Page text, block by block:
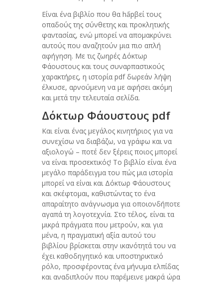
Είναι ένα βιβλίο που θα hấpβεί τους
οπαδούς της σύνθετης και προκλητικής
φαντασίας, ενώ μπορεί να απομακρύνει
αυτούς που αναζητούν μια πιο απλή
αφήγηση. Με τις ζωηρές Δόκτωρ
Φάουστους και τους συναρπαστικούς
χαρακτήρες, η ιστορία pdf δωρεάν λήψη
έλκυσε, αρνούμενη να με αφήσει ακόμη
και μετά την τελευταία σελίδα.
Δόκτωρ Φάουστους pdf
Και είναι ένας μεγάλος κινητήριος για να
συνεχίσω να διαβάζω, να γράφω και να
αξιολογώ – ποτέ δεν ξέρεις ποιος μπορεί
να είναι προσεκτικός! Το βιβλίο είναι ένα
μεγάλο παράδειγμα του πώς μια ιστορία
μπορεί να είναι και Δόκτωρ Φάουστους
και σκέφτομαι, καθιστώντας το ένα
απαραίτητο ανάγνωσμα για οποιονδήποτε
αγαπά τη λογοτεχνία. Στο τέλος, είναι τα
μικρά πράγματα που μετρούν, και για
μένα, η πραγματική αξία αυτού του
βιβλίου βρίσκεται στην ικανότητά του να
έχει καθοδηγητικό και υποστηρικτικό
ρόλο, προσφέροντας ένα μήνυμα ελπίδας
και αναδιπλούν που παρέμεινε μακρά ώρα